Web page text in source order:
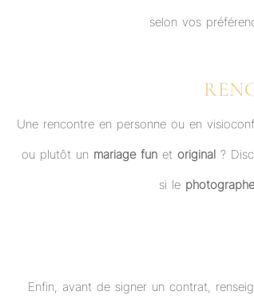
selon vos
Une rencontre en personne ou en
ou plutôt un mariage funet original?
si le photographe
Enfin, avant de signer un contrat,